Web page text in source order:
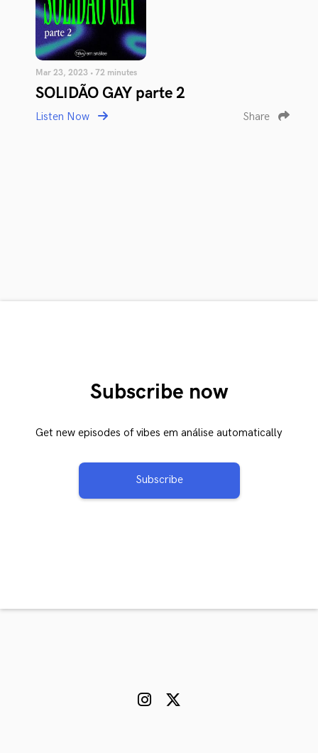
Mar 23, 2023 • 72 minutes
SOLIDÃO GAY parte 2
Listen Now Share
Subscribe now
Get new episodes of vibes em análise automatically
Subscribe